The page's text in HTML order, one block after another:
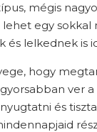
mégis
egy
és lelkednek
hogy
ver
és